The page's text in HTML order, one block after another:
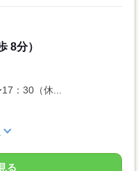
8分）
：30（休...
る